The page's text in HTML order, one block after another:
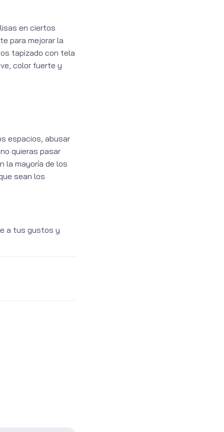
en ciertos
para mejorar la
tapizado con tela
color fuerte y
espacios, abusar
quieras pasar
la mayoría de los
sean los
a tus gustos y